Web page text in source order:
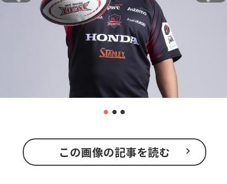
この画像の記事を読む